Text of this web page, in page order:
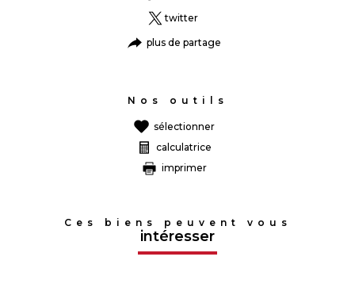
twitter
plus de partage
Nos outils
sélectionner
calculatrice
imprimer
Ces biens peuvent vous
intéresser